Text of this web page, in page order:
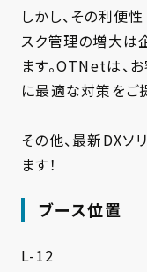
しかし、その利便
スク管理の増大は
ます。OTNetは、
に最適な対策をご
その他、最新DXソ
ます！
ブース位置
L-12